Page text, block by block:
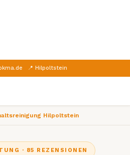
📍 Hilpoltstein
Hilpoltstein
· 85 REZENSIONEN